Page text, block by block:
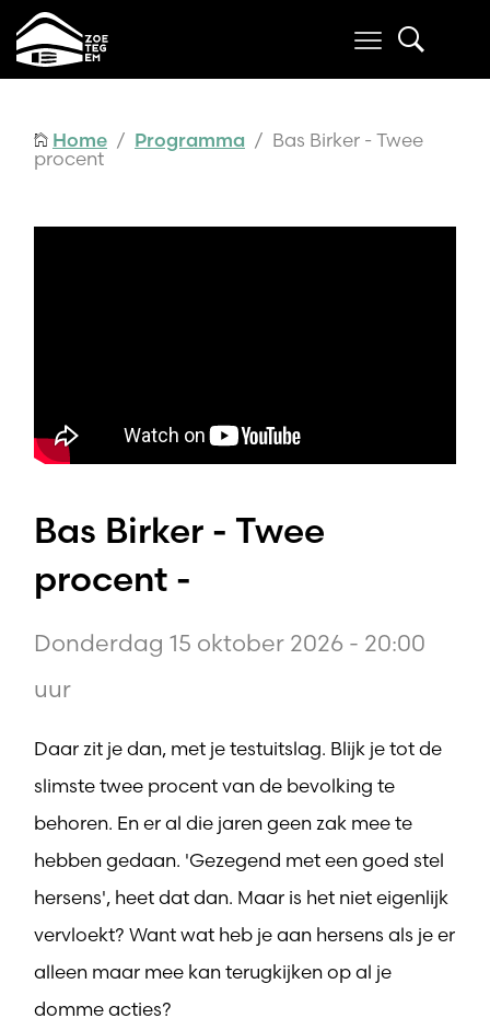
Home / Programma / Bas Birker - Twee
procent
Bas Birker - Twee
procent -
Donderdag 15 oktober 2026 - 20:00
uur
Daar zit je dan, met je testuitslag. Blijk je tot de
slimste twee procent van de bevolking te
behoren. En er al die jaren geen zak mee te
hebben gedaan. 'Gezegend met een goed stel
hersens', heet dat dan. Maar is het niet eigenlijk
vervloekt? Want wat heb je aan hersens als je er
alleen maar mee kan terugkijken op al je
domme acties?